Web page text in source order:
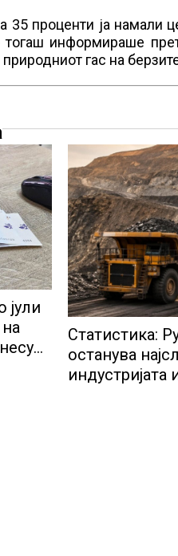
35 проценти ја намали
тогаш информираше
гас на
јули
Статистика:
останува
индустријата